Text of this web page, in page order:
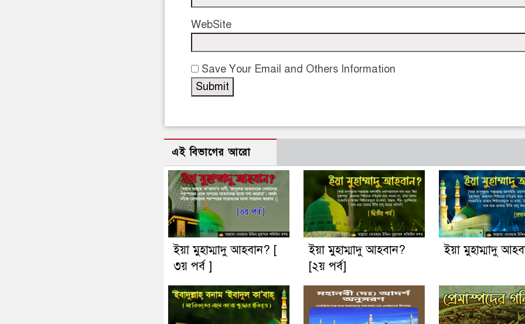
WebSite
Save Your Email and Others Information
এই বিভাগের আরো
ইয়া মুহাম্মাদু আহবান? [
৩য় পর্ব ]
ইয়া মুহাম্মাদু আহবান?
[২য় পর্ব]
ইয়া মুহাম্মাদু